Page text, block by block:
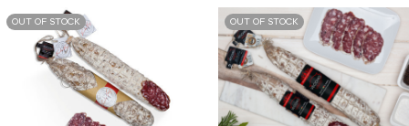
OUT OF STOCK OUT OF STOCK